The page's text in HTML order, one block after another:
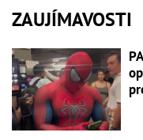
ZAUJÍMAVOSTI